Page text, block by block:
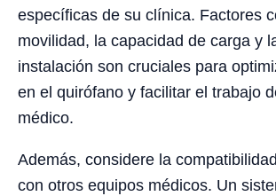
específicas de su clínica. Factores
movilidad, la capacidad de carga y
instalación son cruciales para
en el quirófano y facilitar el trabajo
médico.
Además, considere la
con otros equipos médicos. Un